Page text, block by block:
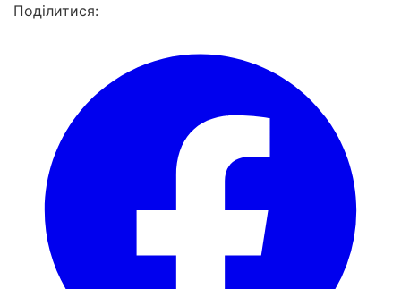
Поділитися: